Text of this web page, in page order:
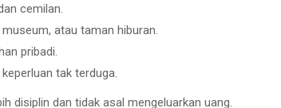
cemilan.
atau taman hiburan.
pribadi.
tak terduga.
disiplin dan tidak asal mengeluarkan uang.